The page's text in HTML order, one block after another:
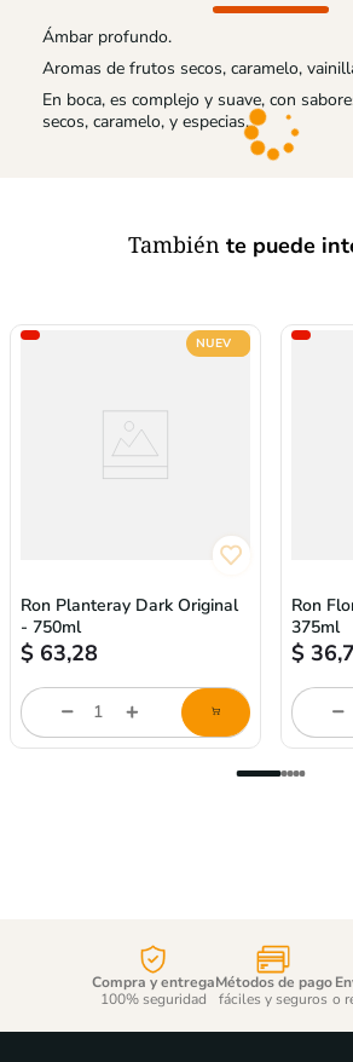
Ámbar profundo.
Aromas de frutos secos, caramelo,
En boca, es complejo y suave, con
secos, caramelo, y especias.
También te puede
NUEVO
Ron Planteray Dark Original
- 750ml
$ 63,28
Cantidad
producto
Ron
375ml
$
Compra y entrega
100% seguridad
Métodos de pago
fáciles y seguros o